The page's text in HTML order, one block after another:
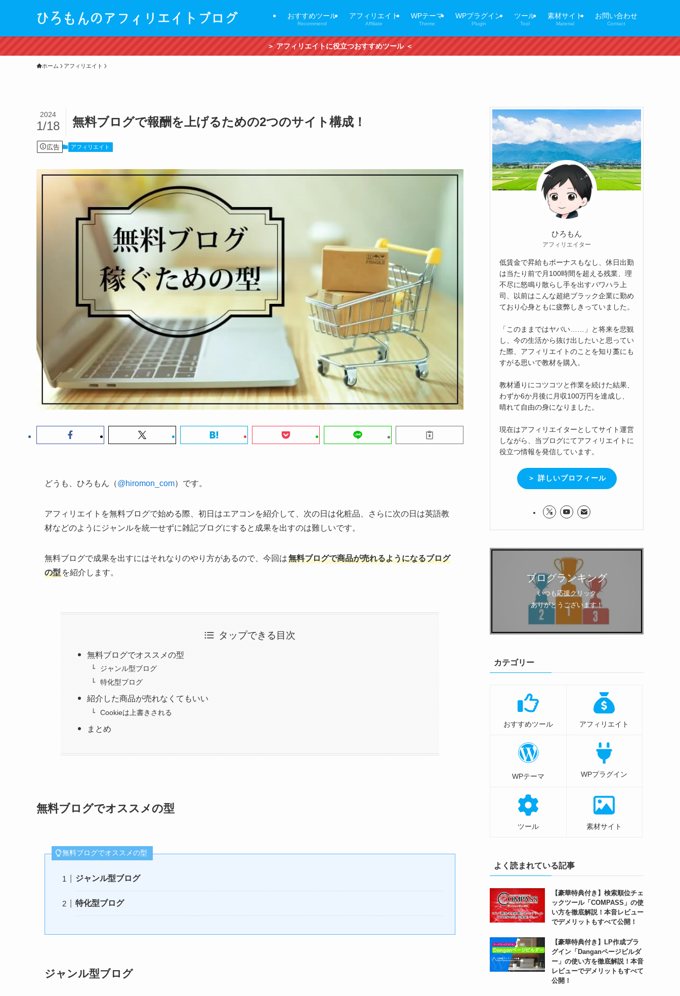
おすすめツール
Recommend
アフィリエイト
Affiliate
WPテーマ
Theme
WPプラグイン
Plugin
ツール
Tool
素材サイト
Material
お問い合わせ
Contact
＞ アフィリエイトに役立つおすすめツール ＜
ホーム アフィリエイト
無料ブログで報酬を上げるための2つのサイト構成！
2024
1/18
広告 アフィリエイト
どうも、ひろもん（@hiromon_com）です。
アフィリエイトを無料ブログで始める際、初日はエアコンを紹介して、次の日は化粧品、さらに次の日は英語教
材などのようにジャンルを統一せずに雑記ブログにすると成果を出すのは難しいです。
無料ブログで成果を出すにはそれなりのやり方があるので、今回は無料ブログで商品が売れるようになるブログ
の型 を紹介します。
タップできる目次
無料ブログでオススメの型
ジャンル型ブログ
特化型ブログ
紹介した商品が売れなくてもいい
Cookieは上書きされる
まとめ
無料ブログでオススメの型
無料ブログでオススメの型
ジャンル型ブログ
特化型ブログ
ジャンル型ブログ
ひろもん
アフィリエイター
低賃金で昇給もボーナスもなし、休日出勤
は当たり前で月100時間を超える残業、理
不尽に怒鳴り散らし手を出すパワハラ上
司、以前はこんな超絶ブラック企業に勤め
ており心身ともに疲弊しきっていました。
「このままではヤバい……」と将来を悲観
し、今の生活から抜け出したいと思ってい
た際、アフィリエイトのことを知り藁にも
すがる思いで教材を購入。
教材通りにコツコツと作業を続けた結果、
わずか6か月後に月収100万円を達成し、
晴れて自由の身になりました。
現在はアフィリエイターとしてサイト運営
しながら、当ブログにてアフィリエイトに
役立つ情報を発信しています。
＞ 詳しいプロフィール
ブログランキング
いつも応援クリック
ありがとうございます！
カテゴリー
おすすめツール アフィリエイト
WPテーマ WPプラグイン
ツール 素材サイト
よく読まれている記事
【豪華特典付き】検索順位チェ
ックツール「COMPASS」の使
い方を徹底解説！本音レビュー
でデメリットもすべて公開！
【豪華特典付き】LP作成プラ
グイン「Danganページビルダ
ー」の使い方を徹底解説！本音
レビューでデメリットもすべて
公開！